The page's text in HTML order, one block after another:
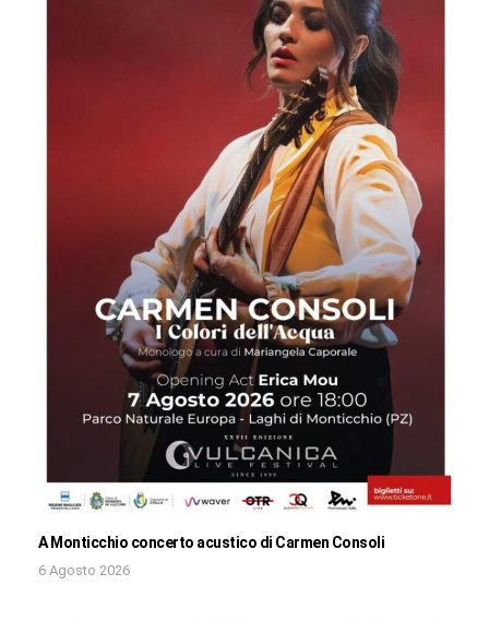
A Monticchio concerto acustico di Carmen Consoli
6 Agosto 2026